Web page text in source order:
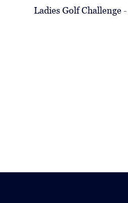
Ladies Golf Challenge